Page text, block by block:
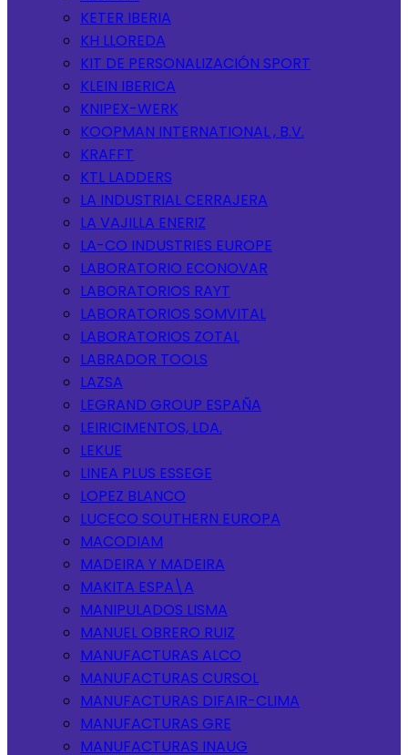
KETER IBERIA
KH LLOREDA
KIT DE PERSONALIZACIÓN SPORT
KLEIN IBERICA
KNIPEX-WERK
KOOPMAN INTERNATIONAL , B.V.
KRAFFT
KTL LADDERS
LA INDUSTRIAL CERRAJERA
LA VAJILLA ENERIZ
LA-CO INDUSTRIES EUROPE
LABORATORIO ECONOVAR
LABORATORIOS RAYT
LABORATORIOS SOMVITAL
LABORATORIOS ZOTAL
LABRADOR TOOLS
LAZSA
LEGRAND GROUP ESPAÑA
LEIRICIMENTOS, LDA.
LEKUE
LINEA PLUS ESSEGE
LOPEZ BLANCO
LUCECO SOUTHERN EUROPA
MACODIAM
MADEIRA Y MADEIRA
MAKITA ESPA\A
MANIPULADOS LISMA
MANUEL OBRERO RUIZ
MANUFACTURAS ALCO
MANUFACTURAS CURSOL
MANUFACTURAS DIFAIR-CLIMA
MANUFACTURAS GRE
MANUFACTURAS INAUG